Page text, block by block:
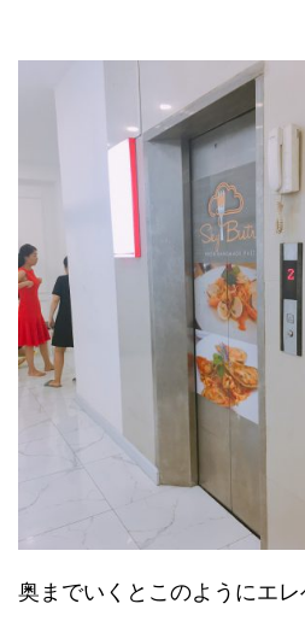
奥までいくとこのようにエレ